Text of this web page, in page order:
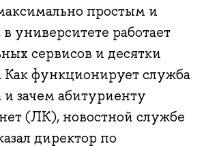
простым и
университете работает
сервисов и десятки
Как функционирует служба
и зачем абитуриенту
(ЛК), новостной службе
директор по